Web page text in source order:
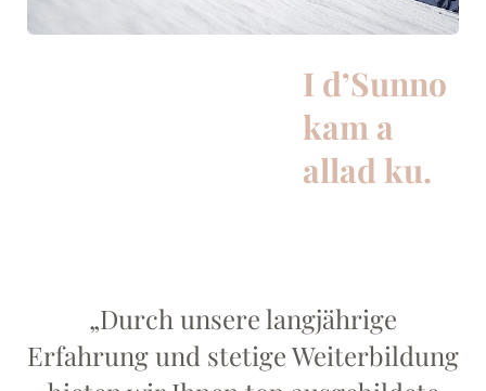
I d’Sunno
kam a
allad ku.
„Durch unsere langjährige
Erfahrung und stetige Weiterbildung